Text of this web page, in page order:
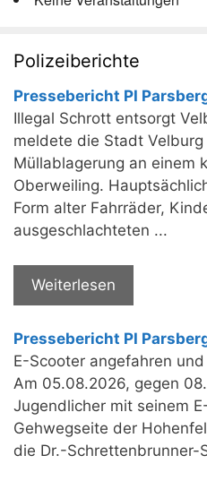
Polizeiberichte
Pressebericht PI
Illegal Schrott entsorgt
meldete die Stadt Velburg
Müllablagerung an einem
Oberweiling.
Form alter Fahrräder,
ausgeschlachteten ...
Weiterlesen
Pressebericht PI
E-Scooter angefahren
Am 05.08.2026, gegen
Jugendlicher mit seinem
Gehwegseite der
die Dr.-Schrettenbrunner-